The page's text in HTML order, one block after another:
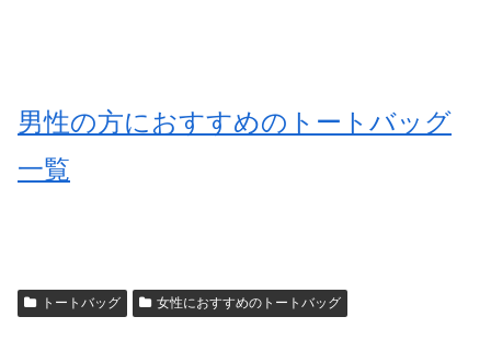
男性の方におすすめのトートバッグ
一覧
トートバッグ 女性におすすめのトートバッグ